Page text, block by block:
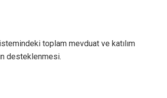
toplam mevduat ve katılım
desteklenmesi.